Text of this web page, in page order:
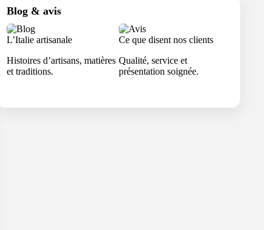
Blog & avis
L’Italie artisanale
Histoires d’artisans, matières
et traditions.
Ce que disent nos clients
Qualité, service et
présentation soignée.